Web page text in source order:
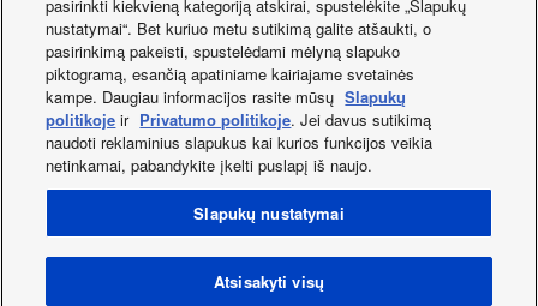
Facebook Instagram Youtube
Susisiekite su mums
Svetainės žemėlapis
Naudojimo sąlygos
Privatumo politika
Slapukų naudojimo politika
Data act
Naujienos
Energijos etiketės
Šalis / Kalba
pasirinkti kiekvieną kategoriją atskirai, spustelėkite „Slapukų
nustatymai“. Bet kuriuo metu sutikimą galite atšaukti, o
pasirinkimą pakeisti, spustelėdami mėlyną slapuko
piktogramą, esančią apatiniame kairiajame svetainės
kampe. Daugiau informacijos rasite mūsų Slapukų
politikoje ir Privatumo politikoje. Jei davus sutikimą
naudoti reklaminius slapukus kai kurios funkcijos veikia
netinkamai, pabandykite įkelti puslapį iš naujo.
Slapukų nustatymai
Atsisakyti visų